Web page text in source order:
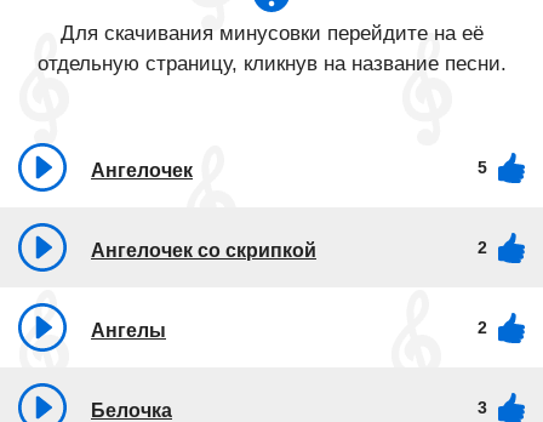
Для скачивания минусовки перейдите на её
отдельную страницу, кликнув на название песни.
Ангелочек 5
Ангелочек со скрипкой 2
Ангелы 2
Белочка 3